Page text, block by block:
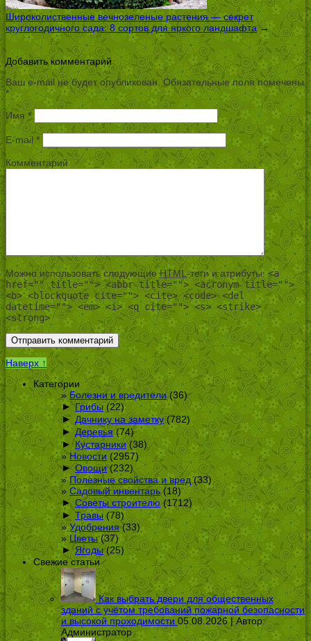
Широколиственные вечнозеленые растения — секрет
круглогодичного сада: 8 сортов для яркого ландшафта→
Добавить комментарий
Ваш e-mail не будет опубликован. Обязательные поля помечены
*
Имя *
E-mail *
Комментарий
Можно использовать следующиеHTML -теги и атрибуты:<a
href="" title=""> <abbr title=""> <acronym title="">
<b> <blockquote cite=""> <cite> <code> <del
datetime=""> <em> <i> <q cite=""> <s> <strike>
<strong>
Наверх ↑
Категории
Болезни и вредители(36)
► Грибы(22)
► Дачнику на заметку(782)
► Деревья(74)
► Кустарники(38)
Новости (2957)
► Овощи(232)
Полезные свойства и вред(33)
Садовый инвентарь(18)
► Советы строителю(1712)
► Травы(78)
Удобрения(33)
Цветы(37)
► Ягоды(25)
Свежие статьи
Как выбрать двери для общественных
зданий с учётом требований пожарной безопасности
и высокой проходимости 05.08.2026 | Автор:
Администратор